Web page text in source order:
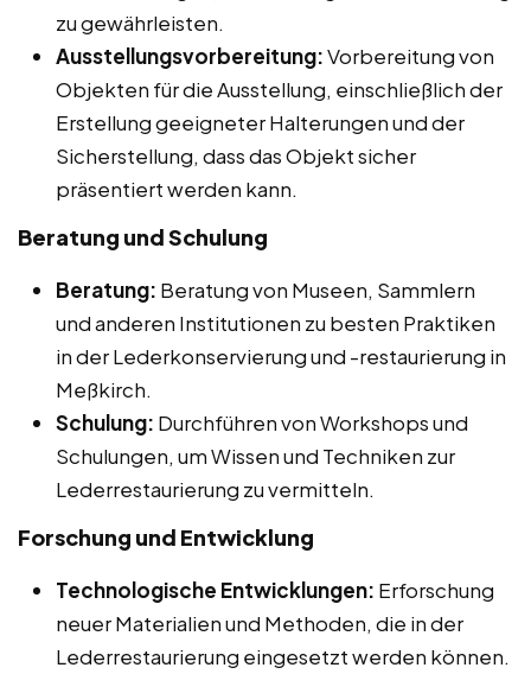
zu gewährleisten.
Ausstellungsvorbereitung:Vorbereitung von
Objekten für die Ausstellung, einschließlich der
Erstellung geeigneter Halterungen und der
Sicherstellung, dass das Objekt sicher
präsentiert werden kann.
Beratung und Schulung
Beratung: Beratung von Museen, Sammlern
und anderen Institutionen zu besten Praktiken
in der Lederkonservierung und -restaurierung in
Meßkirch.
Schulung: Durchführen von Workshops und
Schulungen, um Wissen und Techniken zur
Lederrestaurierung zu vermitteln.
Forschung und Entwicklung
Technologische Entwicklungen: Erforschung
neuer Materialien und Methoden, die in der
Lederrestaurierung eingesetzt werden können.